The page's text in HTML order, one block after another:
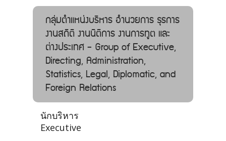
กลุ่มตำแหน่งบริหาร อํานวยการ ธุรการ
งานสถิติ งานนิติการ งานการทูต และ
ต่างประเทศ - Group of Executive,
Directing, Administration,
Statistics, Legal, Diplomatic, and
Foreign Relations
นักบริหาร
Executive